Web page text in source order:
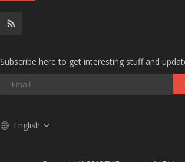
Subscribe here to get interesting stuff and
English